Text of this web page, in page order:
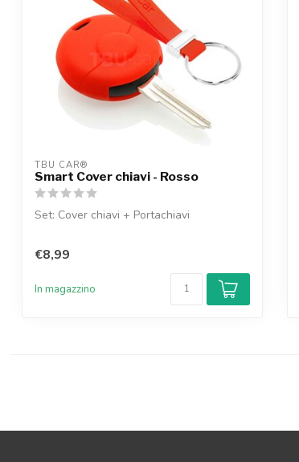
TBU CAR®
Smart Cover chiavi - Rosso
Set: Cover chiavi + Portachiavi
€8,99
In magazzino